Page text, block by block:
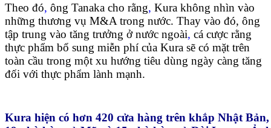
Theo đó, ông Tanaka cho rằng, Kura không nhìn vào
những thương vụ M&A trong nước. Thay vào đó, ông
tập trung vào tăng trưởng ở nước ngoài, cá cược rằng
thực phẩm bổ sung miễn phí của Kura sẽ có mặt trên
toàn cầu trong một xu hướng tiêu dùng ngày càng tăng
đối với thực phẩm lành mạnh.
Kura hiện có hơn 420 cửa hàng trên khắp Nhật